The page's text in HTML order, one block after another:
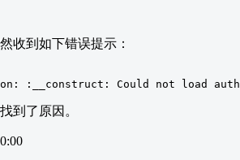
收到如下错误提示：
: : __construct : Could not load
到了原因。